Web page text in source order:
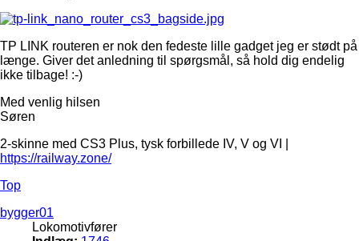
TP LINK routeren er nok den fedeste lille gadget jeg er stødt på
længe. Giver det anledning til spørgsmål, så hold dig endelig
ikke tilbage! :-)
Med venlig hilsen
Søren
2-skinne med CS3 Plus, tysk forbillede IV, V og VI |
https://railway.zone/
Top
bygger01
Lokomotivfører